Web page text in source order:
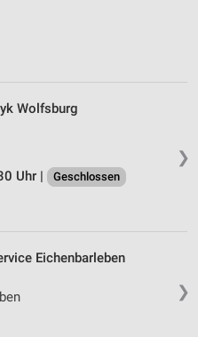
❯
Wolfsburg
Uhr |
Geschlossen
❯
Eichenbarleben